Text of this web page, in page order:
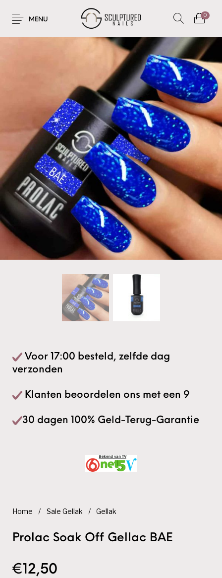
MENU
0
Home / Sale Gellak / Gellak
Prolac Soak Off Gellac BAE
€ 12,50
Voor 17:00 besteld, zelfde dag
verzonden
Klanten beoordelen ons met een 9
30 dagen 100% Geld-Terug-Garantie